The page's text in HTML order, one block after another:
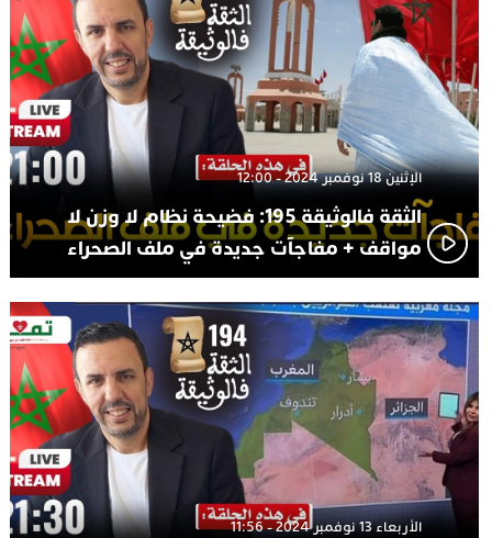
الإثنين 18 نوفمبر 2024 - 12:00
الثقة فالوثيقة 195: فضيحة نظام لا وزن لا
مواقف + مفاجآت جديدة في ملف الصحراء
الأربعاء 13 نوفمبر 2024 - 11:56